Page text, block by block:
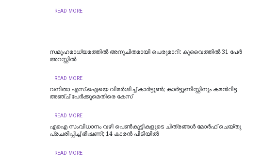
READ MORE
സമൂഹമാധ്യമത്തില്‍ അനുചിതമായി പെരുമാറി: കുവൈത്തില്‍ 31 പേര്‍
അറസ്റ്റില്‍
READ MORE
വനിതാ എസ്.ഐയെ വിമർശിച്ച് കാർട്ടൂണ്‍; കാർട്ടൂണിസ്റ്റിനും കമന്‍റിട്ട
അഞ്ച് പേർക്കുമെതിരെ കേസ്
READ MORE
എഐ സംവിധാനം വഴി പെണ്‍കുട്ടികളുടെ ചിത്രങ്ങള്‍ മോര്‍ഫ് ചെയ്തു
പ്രചരിപ്പിച്ച് ഭീഷണി; 14 കാരന്‍ പിടിയില്‍
READ MORE